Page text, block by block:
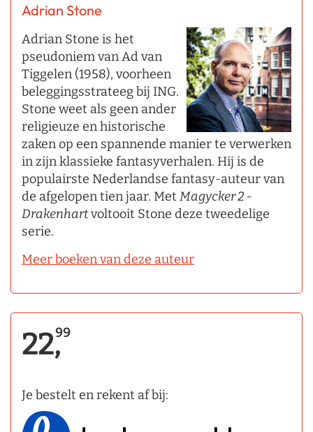
Adrian Stone
Adrian Stone is het
pseudoniem van Ad van
Tiggelen (1958), voorheen
beleggingsstrateeg bij ING.
Stone weet als geen ander
religieuze en historische
zaken op een spannende manier te verwerken
in zijn klassieke fantasyverhalen. Hij is de
populairste Nederlandse fantasy-auteur van
de afgelopen tien jaar. Met Magycker 2 -
Drakenhartvoltooit Stone deze tweedelige
serie.
Meer boeken van deze auteur
22,99
Je bestelt en rekent af bij: